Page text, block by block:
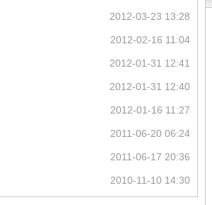
2012-03-23 13:28
2012-02-16 11:04
2012-01-31 12:41
2012-01-31 12:40
2012-01-16 11:27
2011-06-20 06:24
2011-06-17 20:36
2010-11-10 14:30